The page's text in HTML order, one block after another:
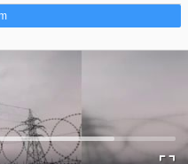
daha verimli hale getirmek
Yasalara göre, bu sitenin
cihazınıza yerleştirebiliyoruz.
Bu site farklı çerez türleri
yer alan üçüncü şahıs hizmetleri
geçerlidir: web.tv